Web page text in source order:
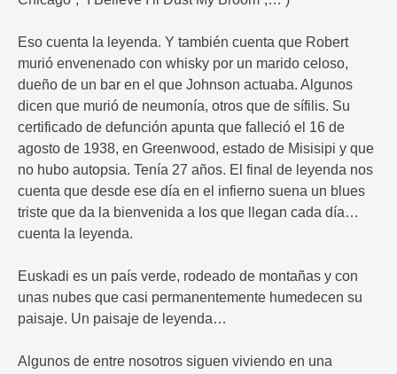
Eso cuenta la leyenda. Y también cuenta que Robert
murió envenenado con whisky por un marido celoso,
dueño de un bar en el que Johnson actuaba. Algunos
dicen que murió de neumonía, otros que de sífilis. Su
certificado de defunción apunta que falleció el 16 de
agosto de 1938, en Greenwood, estado de Misisipi y que
no hubo autopsia. Tenía 27 años. El final de leyenda nos
cuenta que desde ese día en el infierno suena un blues
triste que da la bienvenida a los que llegan cada día…
cuenta la leyenda.
Euskadi es un país verde, rodeado de montañas y con
unas nubes que casi permanentemente humedecen su
paisaje. Un paisaje de leyenda…
Algunos de entre nosotros siguen viviendo en una